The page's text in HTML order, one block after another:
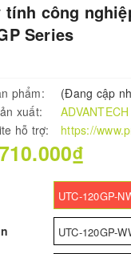
tính công
Series
phẩm:
(Đang cập
xuất:
ADVANTECH
hỗ trợ:
https://
UTC-120GP-
UTC-120GP-